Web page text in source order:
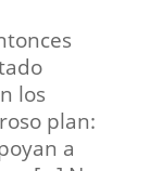
los
plan:
a